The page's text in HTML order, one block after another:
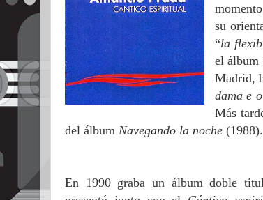
su
“la
el álbum
Madrid,
dama e
Más
del álbum Navegando la noche (1988).
En 1990 graba un álbum doble